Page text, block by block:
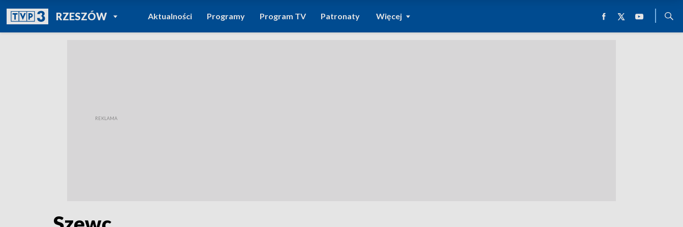
RZESZÓWPOWRÓT DO
TVP REGIONY
Aktualności Programy Program TV Patronaty Więcej